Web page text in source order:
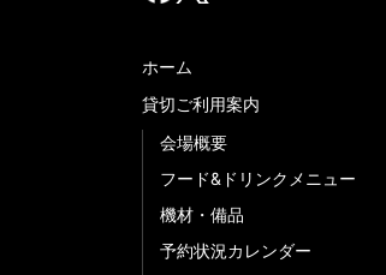
ホーム
貸切ご利用案内
会場概要
フード&ドリンクメニュー
機材・備品
予約状況カレンダー